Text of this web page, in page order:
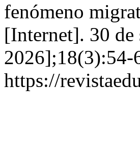
fenómeno
[Internet]. 30 de
2026];18(3):54-
https://